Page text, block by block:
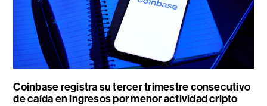
Coinbase registra su tercer trimestre consecutivo
de caída en ingresos por menor actividad cripto